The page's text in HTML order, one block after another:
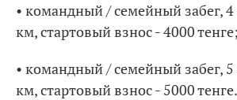
• командный / семейный забег, 4
км, стартовый взнос - 4000 тенге;
• командный / семейный забег, 5
км, стартовый взнос - 5000 тенге.